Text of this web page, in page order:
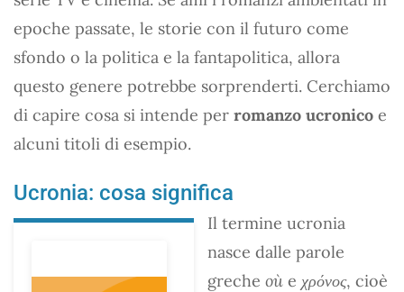
epoche passate, le storie con il futuro come
sfondo o la politica e la fantapolitica, allora
questo genere potrebbe sorprenderti. Cerchiamo
di capire cosa si intende per romanzo ucronico e
alcuni titoli di esempio.
Ucronia: cosa significa
Il termine ucronia
nasce dalle parole
greche où e χρόνος, cioè